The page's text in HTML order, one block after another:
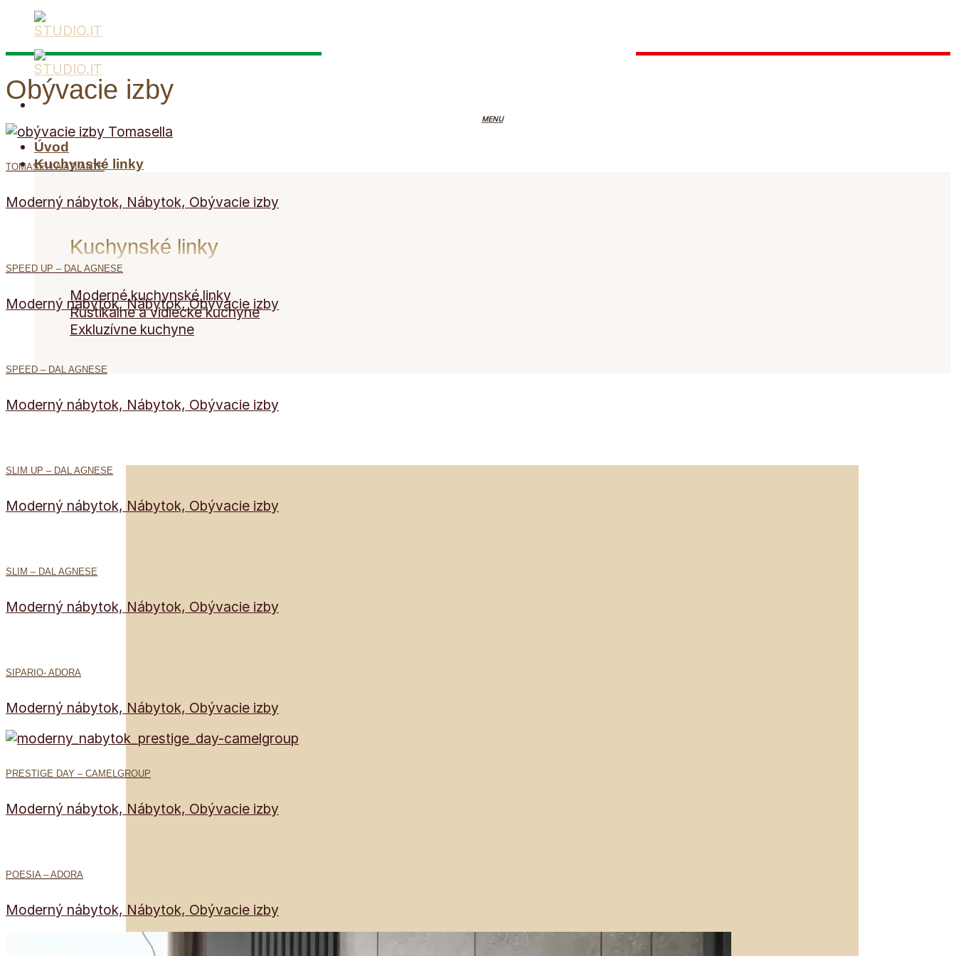
content
Úvod
Kuchynské linky
Kuchynské linky
Moderné kuchynské linky
Rustikálne a vidiecke kuchyne
Exkluzívne kuchyne
Obývacie izby
TOMASELLA ATLANTE
Moderný nábytok, Nábytok, Obývacie izby
SPEED UP – DAL AGNESE
Moderný nábytok, Nábytok, Obývacie izby
SPEED – DAL AGNESE
Moderný nábytok, Nábytok, Obývacie izby
SLIM UP – DAL AGNESE
Moderný nábytok, Nábytok, Obývacie izby
SLIM – DAL AGNESE
Moderný nábytok, Nábytok, Obývacie izby
SIPARIO- ADORA
Moderný nábytok, Nábytok, Obývacie izby
PRESTIGE DAY – CAMELGROUP
Moderný nábytok, Nábytok, Obývacie izby
POESIA – ADORA
Moderný nábytok, Nábytok, Obývacie izby